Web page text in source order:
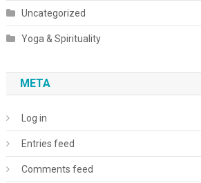
Uncategorized
Yoga & Spirituality
META
Log in
Entries feed
Comments feed